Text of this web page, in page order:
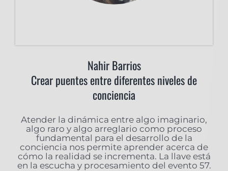
Nahir Barrios
Crear puentes entre diferentes niveles de
conciencia
Atender la dinámica entre algo imaginario,
algo raro y algo arreglario como proceso
fundamental para el desarrollo de la
conciencia nos permite aprender acerca de
cómo la realidad se incrementa. La llave está
en la escucha y procesamiento del evento 57.